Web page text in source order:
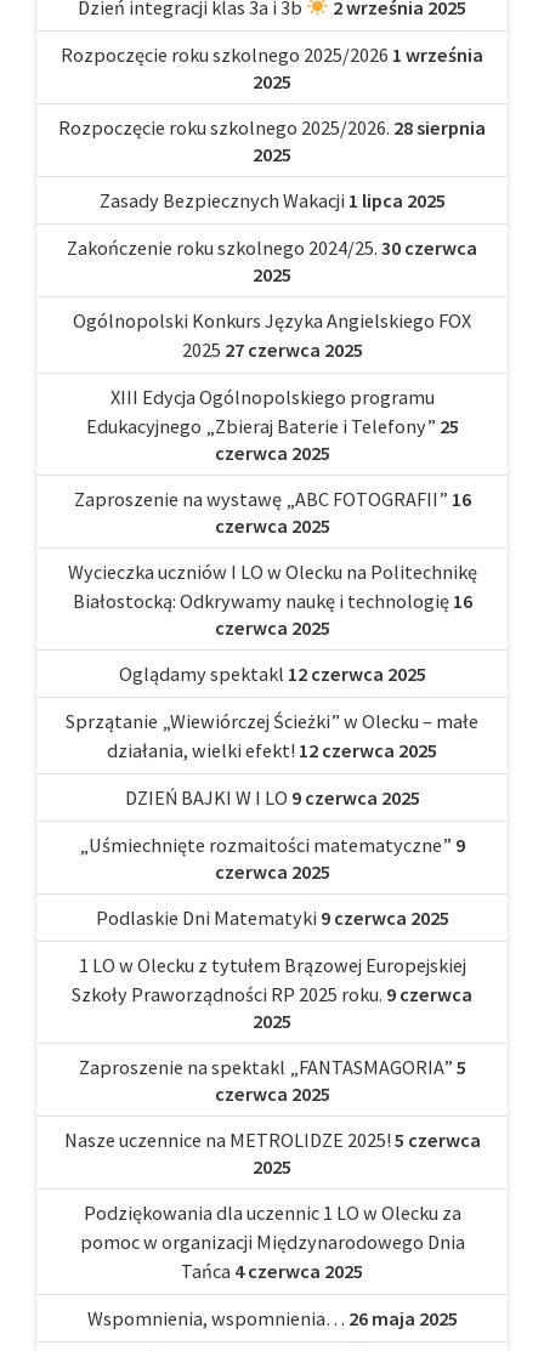
Dzień integracji klas 3a i 3b
2 września 2025
Rozpoczęcie roku szkolnego 2025/2026 1 września
2025
Rozpoczęcie roku szkolnego 2025/2026. 28 sierpnia
2025
Zasady Bezpiecznych Wakacji 1 lipca 2025
Zakończenie roku szkolnego 2024/25. 30 czerwca
2025
Ogólnopolski Konkurs Języka Angielskiego FOX
2025 27 czerwca 2025
XIII Edycja Ogólnopolskiego programu
Edukacyjnego „Zbieraj Baterie i Telefony” 25
czerwca 2025
Zaproszenie na wystawę „ABC FOTOGRAFII” 16
czerwca 2025
Wycieczka uczniów I LO w Olecku na Politechnikę
Białostocką: Odkrywamy naukę i technologię 16
czerwca 2025
Oglądamy spektakl 12 czerwca 2025
Sprzątanie „Wiewiórczej Ścieżki” w Olecku – małe
działania, wielki efekt! 12 czerwca 2025
DZIEŃ BAJKI W I LO 9 czerwca 2025
„Uśmiechnięte rozmaitości matematyczne” 9
czerwca 2025
Podlaskie Dni Matematyki 9 czerwca 2025
1 LO w Olecku z tytułem Brązowej Europejskiej
Szkoły Praworządności RP 2025 roku. 9 czerwca
2025
Zaproszenie na spektakl „FANTASMAGORIA” 5
czerwca 2025
Nasze uczennice na METROLIDZE 2025! 5 czerwca
2025
Podziękowania dla uczennic 1 LO w Olecku za
pomoc w organizacji Międzynarodowego Dnia
Tańca 4 czerwca 2025
Wspomnienia, wspomnienia… 26 maja 2025